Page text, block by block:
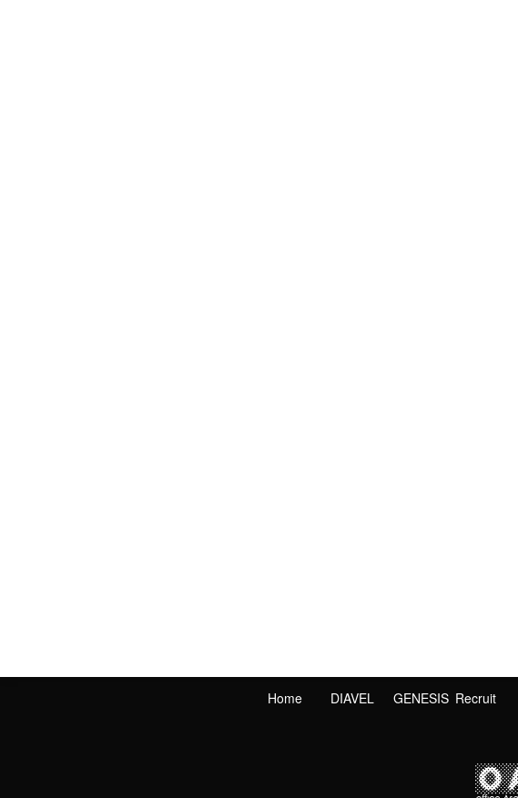
Home DIAVEL GENESIS Recruit